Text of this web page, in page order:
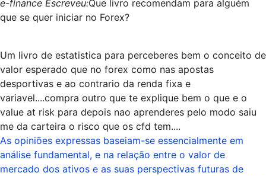
e-finance Escreveu:Que livro recomendam para alguém
que se quer iniciar no Forex?
Um livro de estatistica para perceberes bem o conceito de
valor esperado que no forex como nas apostas
desportivas e ao contrario da renda fixa e
variavel....compra outro que te explique bem o que e o
value at risk para depois nao aprenderes pelo modo saiu
me da carteira o risco que os cfd tem....
As opiniões expressas baseiam-se essencialmente em
análise fundamental, e na relação entre o valor de
mercado dos ativos e as suas perspectivas futuras de